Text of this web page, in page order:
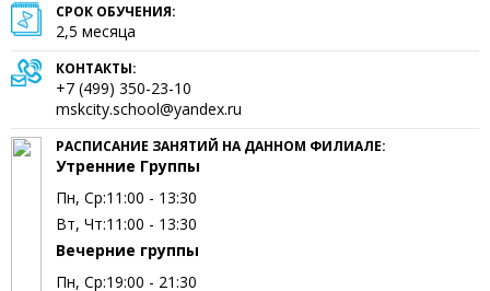
СРОК ОБУЧЕНИЯ:
2,5 месяца
КОНТАКТЫ:
+7 (499) 350-23-10
mskcity.school@yandex.ru
РАСПИСАНИЕ ЗАНЯТИЙ НА ДАННОМ ФИЛИАЛЕ:
Утренние Группы
Пн, Ср:11:00 - 13:30
Вт, Чт:11:00 - 13:30
Вечерние группы
Пн, Ср:19:00 - 21:30